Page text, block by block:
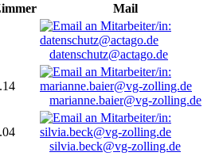
Mail
datenschutz@actago.de
marianne.baier@vg-zolling.de
silvia.beck@vg-zolling.de